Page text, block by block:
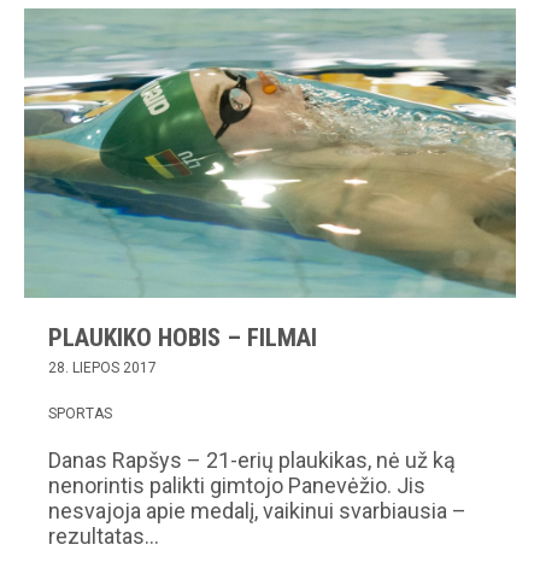
PLAUKIKO HOBIS – FILMAI
28. LIEPOS 2017
SPORTAS
Danas Rapšys – 21-erių plaukikas, nė už ką
nenorintis palikti gimtojo Panevėžio. Jis
nesvajoja apie medalį, vaikinui svarbiausia –
rezultatas…